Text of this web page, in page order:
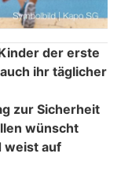
der erste
ihr täglicher
zur Sicherheit
wünscht
weist auf